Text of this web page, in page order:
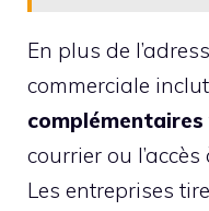
En plus de
commerciale
complémentaires
courrier ou
Les entreprises